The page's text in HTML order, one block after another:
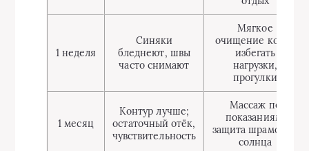
1 неделя
Синяки
бледнеют, швы
часто снимают
Мягкое
очищение кожи,
избегать
нагрузки,
прогулки
1 месяц
Контур лучше;
остаточный отёк,
чувствительность
Массаж по
показаниям,
защита шрамов от
солнца